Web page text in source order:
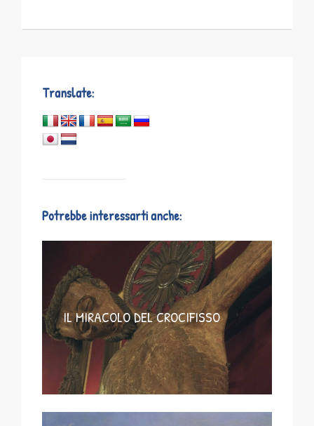
Translate:
Potrebbe interessarti anche:
IL MIRACOLO DEL CROCIFISSO